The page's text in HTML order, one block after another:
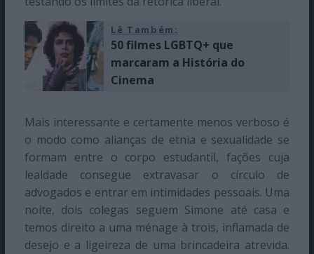
Lê Também:
50 filmes LGBTQ+ que
marcaram a História do
Cinema
Mais interessante e certamente menos verboso é
o modo como alianças de etnia e sexualidade se
formam entre o corpo estudantil, fações cuja
lealdade consegue extravasar o círculo de
advogados e entrar em intimidades pessoais. Uma
noite, dois colegas seguem Simone até casa e
temos direito a uma ménage à trois, inflamada de
desejo e a ligeireza de uma brincadeira atrevida.